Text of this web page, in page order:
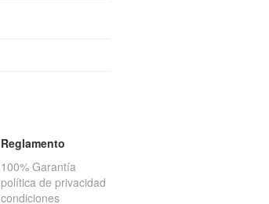
Reglamento
100% Garantía
política de privacidad
condiciones